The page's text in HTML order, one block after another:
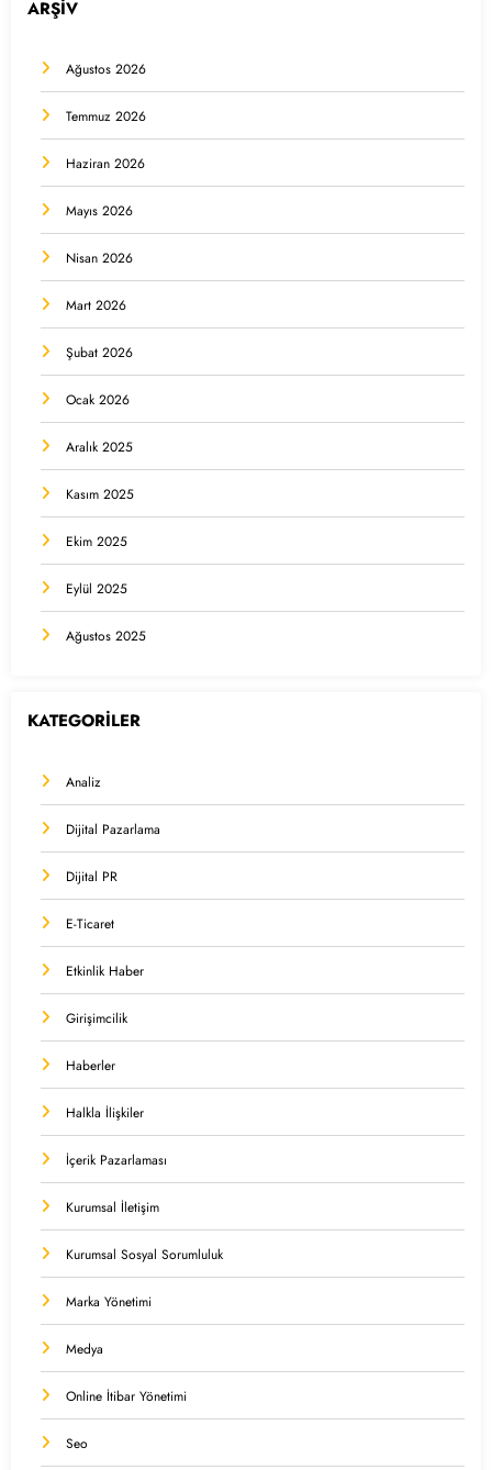
ARŞİV
Ağustos 2026
Temmuz 2026
Haziran 2026
Mayıs 2026
Nisan 2026
Mart 2026
Şubat 2026
Ocak 2026
Aralık 2025
Kasım 2025
Ekim 2025
Eylül 2025
Ağustos 2025
KATEGORİLER
Analiz
Dijital Pazarlama
Dijital PR
E-Ticaret
Etkinlik Haber
Girişimcilik
Haberler
Halkla İlişkiler
İçerik Pazarlaması
Kurumsal İletişim
Kurumsal Sosyal Sorumluluk
Marka Yönetimi
Medya
Online İtibar Yönetimi
Seo